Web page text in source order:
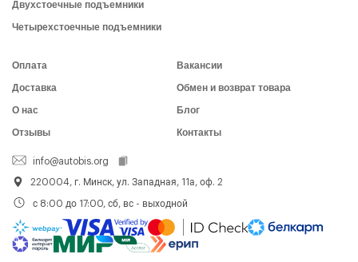
Двухстоечные подъемники
Четырехстоечные подъемники
Оплата
Доставка
О нас
Отзывы
Вакансии
Обмен и возврат товара
Блог
Контакты
info@autobis.org
220004, г. Минск, ул. Западная, 11а, оф. 2
с 8:00 до 17:00, сб, вс - выходной